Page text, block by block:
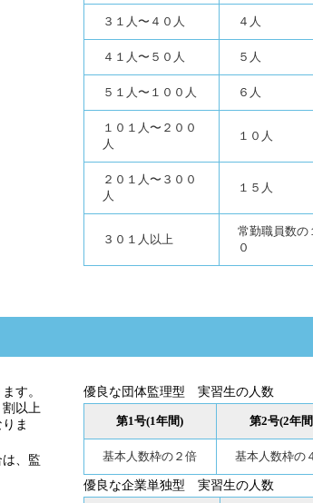
３１人〜４０人 ４人
４１人〜５０人 ５人
５１人〜１００人 ６人
１０１人〜２００
人
１０人
２０１人〜３００
人
１５人
３０１人以上
常勤職員数の
０
す。
以上
ま
、監
優良な団体監理型 実習生の人数
第1号(1年間) 第2号(2年
基本人数枠の２倍 基本人数枠の
優良な企業単独型 実習生の人数